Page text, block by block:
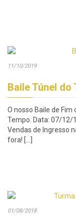
11/10/2019
Baile Túnel do
O nosso Baile de Fim
Tempo. Data: 07/12/
Vendas de Ingresso
fora! […]
01/08/2018